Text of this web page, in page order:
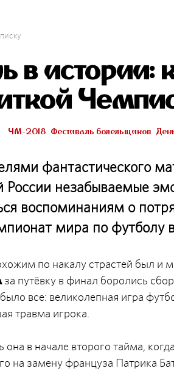
в истории:
ЧМ-2018 Фестиваль болельщиков
фантастического
России незабываемые
воспоминаниям о
мира по футболу
по накалу страстей был
за путёвку в финал боролись
все: великолепная игра
травма игрока.
она в начале второго тайма,
на замену француза Патрика